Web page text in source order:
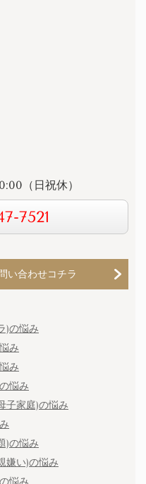
（日祝休）
7521
い合わせコチラ
)の悩み
み
み
悩み
子家庭)の悩み
)の悩み
嫌い)の悩み
悩み